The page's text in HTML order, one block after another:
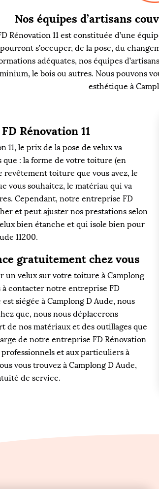
Nos équipes d’artisans
Rénovation 11 est constituée d’une
s’occuper, de la pose, du
adéquates, nos équipes
le bois ou autres. Nous
esthétique à
Rénovation 11
11, le prix de la pose de velux va
: la forme de votre toiture (en
toiture que vous avez, le
vous souhaitez, le matériau qui va
Cependant, notre entreprise FD
et peut ajuster nos prestations selon
bien étanche et qui isole bien pour
11200.
gratuitement chez vous
un velux sur votre toiture à Camplong
à contacter notre entreprise FD
siégée à Camplong D Aude, nous
que, nous nous déplacerons
de nos matériaux et des outillages que
de notre entreprise FD Rénovation
professionnels et aux particuliers à
vous trouvez à Camplong D Aude,
de service.